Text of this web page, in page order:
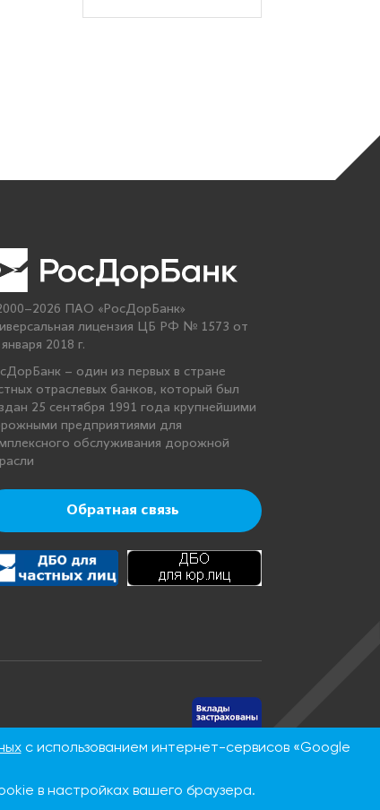
ПАО «РосДорБанк»
лицензия ЦБ РФ № 1573 от
2018 г.
– один из первых в стране
отраслевых банков, который был
25 сентября 1991 года крупнейшими
предприятиями для
обслуживания дорожной
Обратная связь
с использованием интернет-сервисов «Google
в настройках вашего браузера.